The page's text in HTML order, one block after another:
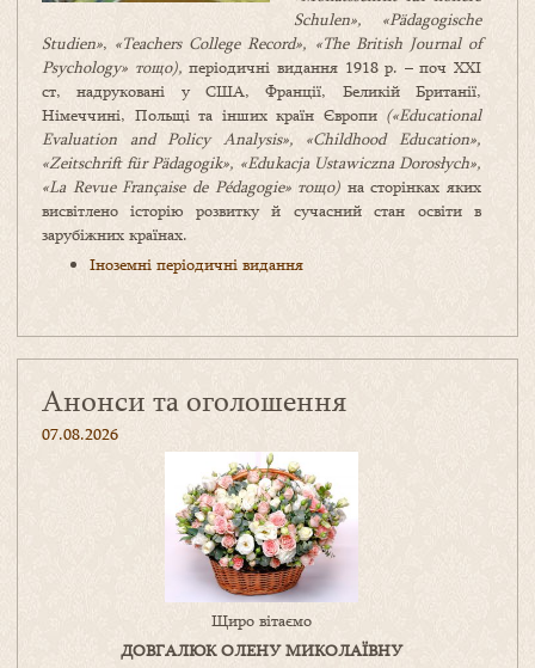
Schulen», «Pädagogische
Studien», «Teachers CollegeRecord», «The British Journal of
Psychology» тощо), періодичні видання 1918 р. – поч XXI
ст, надруковані у США, Франції, Беликій Британії,
Німеччині, Польщі та інших країн Європи («Educational
Evaluation
and Policy Analysis», «Childhood Education»,
«Zeitschrift für Pädagogik», «Edukacja Ustawiczna Dorosłych»,
«La Revue Françaisede Pédagogie» тощо) на сторінках яких
висвітлено історію розвитку й сучасний стан освіти в
зарубіжних країнах.
Іноземні періодичні видання
Анонси та оголошення
07.08.2026
Щиро вітаємо
ДОВГАЛЮК ОЛЕНУ МИКОЛАЇВНУ